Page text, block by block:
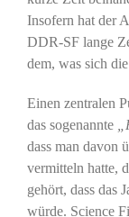
Insofern hat der
DDR-SF lange
dem, was sich
Einen zentralen
das sogenannte
dass man davon
vermitteln hatte,
gehört, dass das
würde. Science